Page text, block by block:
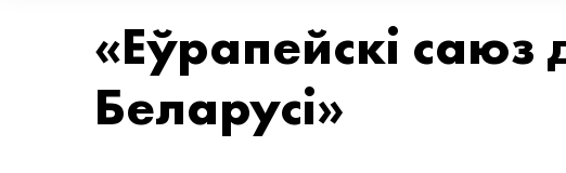
«Еўрапейскі
Беларусі»